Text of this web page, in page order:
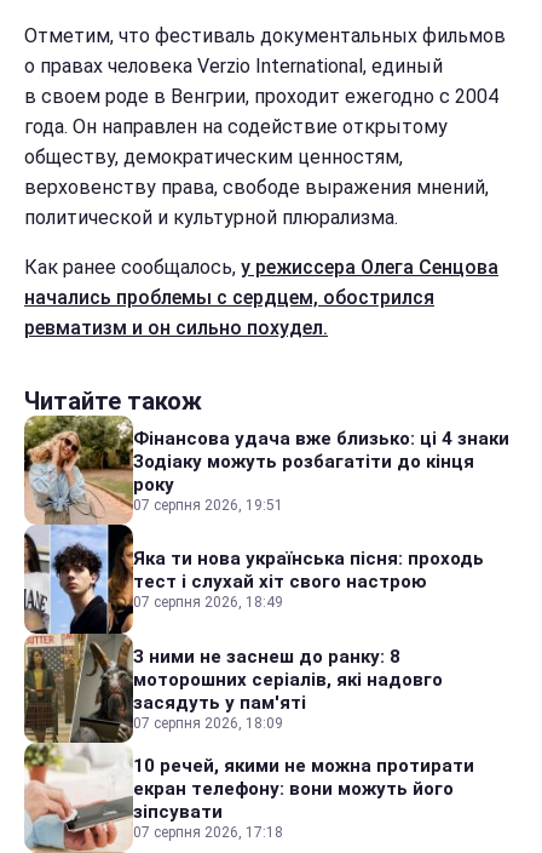
Отметим, что фестиваль документальных фильмов
о правах человека Verzio International, единый
в своем роде в Венгрии, проходит ежегодно с 2004
года. Он направлен на содействие открытому
обществу, демократическим ценностям,
верховенству права, свободе выражения мнений,
политической и культурной плюрализма.
Как ранее сообщалось, у режиссера Олега Сенцова
начались проблемы с сердцем, обострился
ревматизм и он сильно похудел.
Читайте також
Фінансова удача вже близько: ці 4 знаки
Зодіаку можуть розбагатіти до кінця
року
07 серпня 2026, 19:51
Яка ти нова українська пісня: проходь
тест і слухай хіт свого настрою
07 серпня 2026, 18:49
З ними не заснеш до ранку: 8
моторошних серіалів, які надовго
засядуть у пам'яті
07 серпня 2026, 18:09
10 речей, якими не можна протирати
екран телефону: вони можуть його
зіпсувати
07 серпня 2026, 17:18